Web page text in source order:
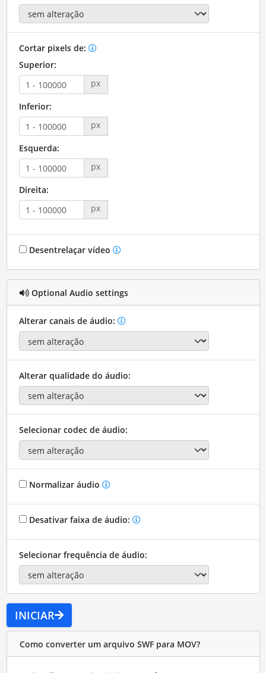
Cortar pixels de:
Superior:
px
Inferior:
px
Esquerda:
px
Direita:
px
Desentrelaçar vídeo
Optional Audio settings
Alterar canais de áudio:
Alterar qualidade do áudio:
Selecionar codec de áudio:
Normalizar áudio
Desativar faixa de áudio:
Selecionar frequência de áudio:
INICIAR
Como converter um arquivo SWF para MOV?